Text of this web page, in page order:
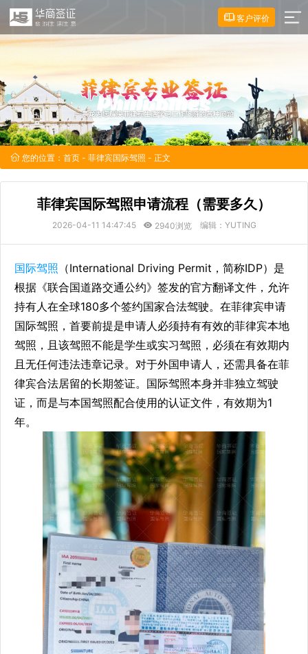
客户评价
您的位置： 首页 - 菲律宾国际驾照 - 正文
菲律宾国际驾照申请流程（需要多久）
2026-04-11 14:47:45 2940浏览 编辑：YUTING
国际驾照 （International Driving Permit，简称IDP）是
根据《联合国道路交通公约》签发的官方翻译文件，允许
持有人在全球180多个签约国家合法驾驶。在菲律宾申请
国际驾照，首要前提是申请人必须持有有效的菲律宾本地
驾照，且该驾照不能是学生或实习驾照，必须在有效期内
且无任何违法违章记录。对于外国申请人，还需具备在菲
律宾合法居留的长期签证。国际驾照本身并非独立驾驶
证，而是与本国驾照配合使用的认证文件，有效期为1
年。